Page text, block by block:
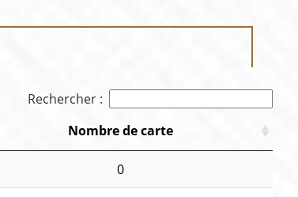
Rechercher :
Nombre de carte
0